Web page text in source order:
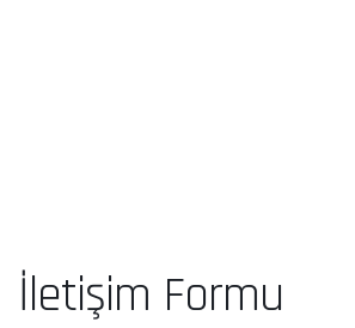
İletişim Formu